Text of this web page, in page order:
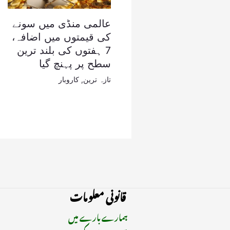
عالمی منڈی میں سونے
کی قیمتوں میں اضافہ،
7 ہفتوں کی بلند ترین
سطح پر پہنچ گیا
تازہ ترین کاروبار
قانونی معلومات
ہمارے بارے میں